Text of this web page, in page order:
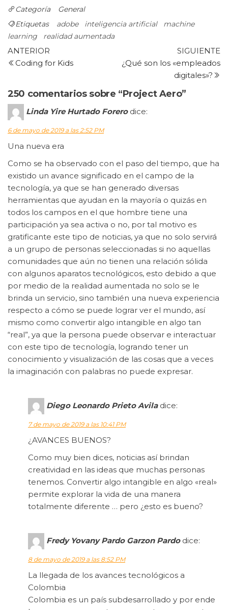
Categoría
General
Etiquetas
adobe inteligencia artificial
machine
learning
realidad aumentada
Navegación
de
entradas
Entrada
anterior
ANTERIOR
Coding for Kids
SIGUIENTE
¿Qué son los «empleados
digitales»?
250 comentarios sobre “Project Aero”
Linda Yire Hurtado Forero dice:
6 de mayo de 2019 a las 2:52 PM
Una nueva era
Como se ha observado con el paso del tiempo, que ha
existido un avance significado en el campo de la
tecnología, ya que se han generado diversas
herramientas que ayudan en la mayoría o quizás en
todos los campos en el que hombre tiene una
participación ya sea activa o no, por tal motivo es
gratificante este tipo de noticias, ya que no solo servirá
a un grupo de personas seleccionadas si no aquellas
comunidades que aún no tienen una relación sólida
con algunos aparatos tecnológicos, esto debido a que
por medio de la realidad aumentada no solo se le
brinda un servicio, sino también una nueva experiencia
respecto a cómo se puede lograr ver el mundo, así
mismo como convertir algo intangible en algo tan
“real”, ya que la persona puede observar e interactuar
con este tipo de tecnología, logrando tener un
conocimiento y visualización de las cosas que a veces
la imaginación con palabras no puede expresar.
Diego Leonardo Prieto Avila dice:
7 de mayo de 2019 a las 10:41 PM
¿AVANCES BUENOS?
Como muy bien dices, noticias así brindan
creatividad en las ideas que muchas personas
tenemos. Convertir algo intangible en algo «real»
permite explorar la vida de una manera
totalmente diferente … pero ¿esto es bueno?
Fredy Yovany Pardo Garzon Pardo dice:
8 de mayo de 2019 a las 8:52 PM
La llegada de los avances tecnológicos a
Colombia
Colombia es un país subdesarrollado y por ende